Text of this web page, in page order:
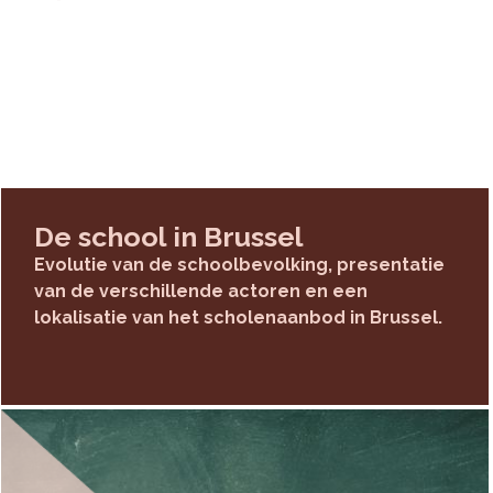
de behoefte aan nieuwe
aantal schoolplaatsen
in scholen op zijn
om
Zo niet zullen scholen
De school in Brussel
Evolutie van de schoolbevolking, presentatie
van de verschillende actoren en een
lokalisatie van het scholenaanbod in Brussel.